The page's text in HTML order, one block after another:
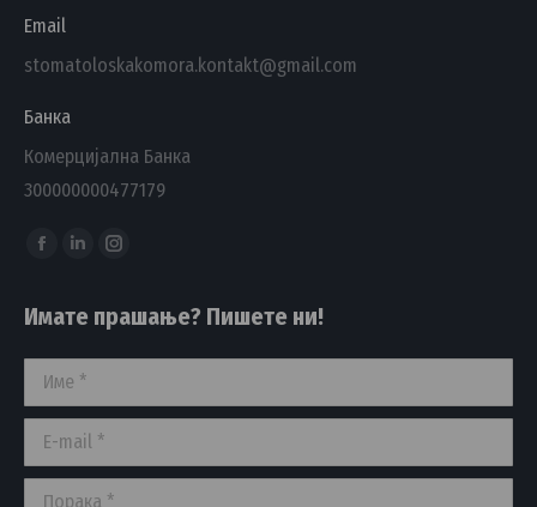
Email
stomatoloskakomora.kontakt@gmail.com
Банка
Комерцијална Банка
300000000477179
Find us on:
Facebook
opens
new
window
Linkedin
opens
new
window
Instagram
opens
window
Имате прашање? Пишете ни!
Име *
E-mail *
Порака *